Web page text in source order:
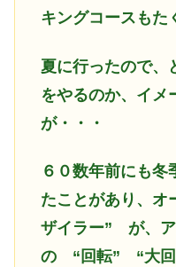
キングコースもた
夏に行ったので、
をやるのか、イメ
が・・・
６０数年前にも冬
たことがあり、
ザイラー” が、
の “回転” “大